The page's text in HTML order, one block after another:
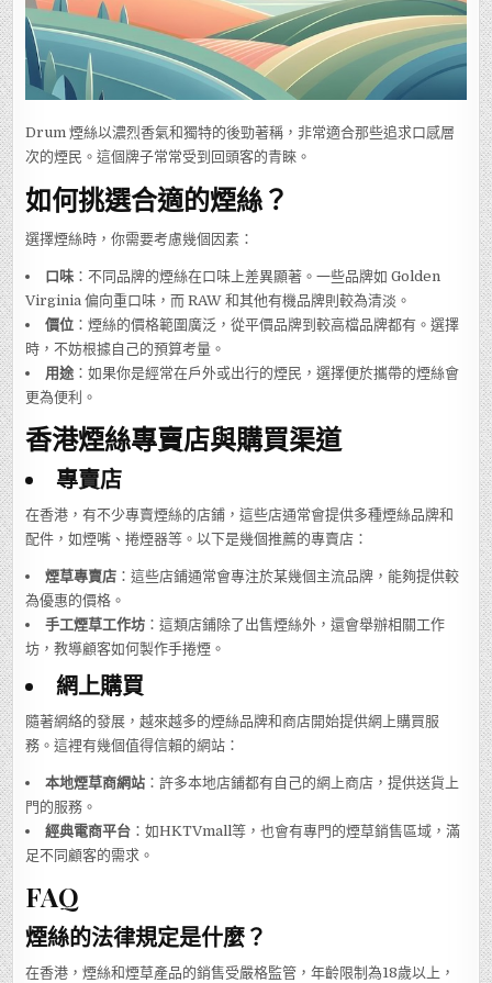
Drum 煙絲以濃烈香氣和獨特的後勁著稱，非常適合那些追求口感層
次的煙民。這個牌子常常受到回頭客的青睞。
如何挑選合適的煙絲？
選擇煙絲時，你需要考慮幾個因素：
口味 ：不同品牌的煙絲在口味上差異顯著。一些品牌如 Golden
Virginia 偏向重口味，而 RAW 和其他有機品牌則較為清淡。
價位 ：煙絲的價格範圍廣泛，從平價品牌到較高檔品牌都有。選擇
時，不妨根據自己的預算考量。
用途 ：如果你是經常在戶外或出行的煙民，選擇便於攜帶的煙絲會
更為便利。
香港煙絲專賣店與購買渠道
專賣店
在香港，有不少專賣煙絲的店鋪，這些店通常會提供多種煙絲品牌和
配件，如煙嘴、捲煙器等。以下是幾個推薦的專賣店：
煙草專賣店 ：這些店鋪通常會專注於某幾個主流品牌，能夠提供較
為優惠的價格。
手工煙草工作坊 ：這類店鋪除了出售煙絲外，還會舉辦相關工作
坊，教導顧客如何製作手捲煙。
網上購買
隨著網絡的發展，越來越多的煙絲品牌和商店開始提供網上購買服
務。這裡有幾個值得信賴的網站：
本地煙草商網站 ：許多本地店鋪都有自己的網上商店，提供送貨上
門的服務。
經典電商平台 ：如HKTVmall等，也會有專門的煙草銷售區域，滿
足不同顧客的需求。
FAQ
煙絲的法律規定是什麼？
在香港，煙絲和煙草產品的銷售受嚴格監管，年齡限制為18歲以上，